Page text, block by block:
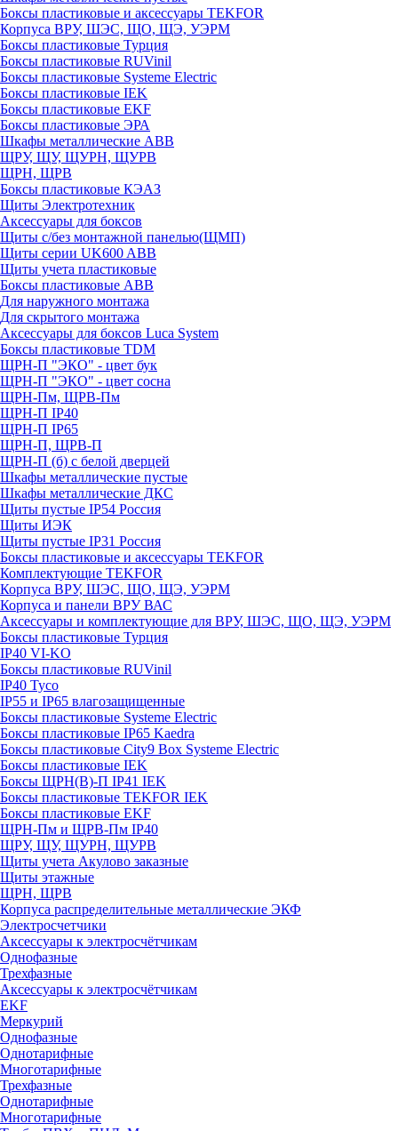
Боксы пластиковые и аксессуары TEKFOR
Корпуса ВРУ, ШЭС, ЩО, ЩЭ, УЭРМ
Боксы пластиковые Турция
Боксы пластиковые RUVinil
Боксы пластиковые Systeme Electric
Боксы пластиковые IEK
Боксы пластиковые EKF
Боксы пластиковые ЭРА
Шкафы металлические ABB
ЩРУ, ЩУ, ЩУРН, ЩУРВ
ЩРН, ЩРВ
Боксы пластиковые КЭАЗ
Щиты Электротехник
Аксессуары для боксов
Щиты с/без монтажной панелью(ЩМП)
Щиты серии UK600 ABB
Щиты учета пластиковые
Боксы пластиковые ABB
Для наружного монтажа
Для скрытого монтажа
Аксессуары для боксов Luca System
Боксы пластиковые TDM
ЩРН-П "ЭКО" - цвет бук
ЩРН-П "ЭКО" - цвет сосна
ЩРН-Пм, ЩРВ-Пм
ЩРН-П IP40
ЩРН-П IP65
ЩРН-П, ЩРВ-П
ЩРН-П (б) с белой дверцей
Шкафы металлические пустые
Шкафы металлические ДКС
Щиты пустые IP54 Россия
Щиты ИЭК
Щиты пустые IP31 Россия
Боксы пластиковые и аксессуары TEKFOR
Комплектующие TEKFOR
Корпуса ВРУ, ШЭС, ЩО, ЩЭ, УЭРМ
Корпуса и панели ВРУ ВАС
Аксессуары и комплектующие для ВРУ, ШЭС, ЩО, ЩЭ, УЭРМ
Боксы пластиковые Турция
IP40 VI-KO
Боксы пластиковые RUVinil
IP40 Тусо
IP55 и IP65 влагозащищенные
Боксы пластиковые Systeme Electric
Боксы пластиковые IP65 Kaedra
Боксы пластиковые City9 Box Systeme Electric
Боксы пластиковые IEK
Боксы ЩРН(В)-П IP41 IEK
Боксы пластиковые TEKFOR IEK
Боксы пластиковые EKF
ЩРН-Пм и ЩРВ-Пм IP40
ЩРУ, ЩУ, ЩУРН, ЩУРВ
Щиты учета Акулово заказные
Щиты этажные
ЩРН, ЩРВ
Корпуса распределительные металлические ЭКФ
Электросчетчики
Аксессуары к электросчётчикам
Однофазные
Трехфазные
Аксессуары к электросчётчикам
EKF
Меркурий
Однофазные
Однотарифные
Многотарифные
Трехфазные
Однотарифные
Многотарифные